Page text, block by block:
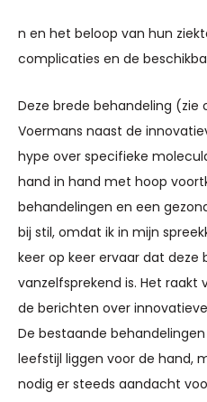
n en het beloop van hun
complicaties en de
Deze brede behandeling (zie
Voermans naast de
hype over specifieke
hand in hand met hoop
behandelingen en een
bij stil, omdat ik in mijn
keer op keer ervaar dat deze
vanzelfsprekend is. Het
de berichten over
De bestaande
leefstijl liggen voor de hand,
nodig er steeds aandacht